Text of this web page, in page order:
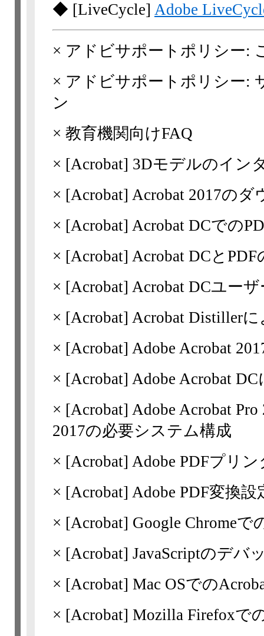
◆ [LiveCycle] Adobe
× アドビサポートポリシー:
× アドビサポートポリシー:
ン
× 教育機関向けFAQ
× [Acrobat] 3Dモデルのイン
× [Acrobat] Acrobat 2017のダ
× [Acrobat] Acrobat DCでの
× [Acrobat] Acrobat DCと
× [Acrobat] Acrobat DCユー
× [Acrobat] Acrobat Distiller
× [Acrobat] Adobe Acrobat
× [Acrobat] Adobe Acrobat
× [Acrobat] Adobe Acrobat
2017の必要システム構成
× [Acrobat] Adobe PDFプリ
× [Acrobat] Adobe PDF変換設
× [Acrobat] Google Chromeで
× [Acrobat] JavaScriptのデバ
× [Acrobat] Mac OSでの
× [Acrobat] Mozilla Firefoxで